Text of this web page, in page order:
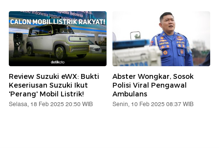
Review Suzuki eWX: Bukti
Keseriusan Suzuki Ikut
'Perang' Mobil Listrik!
Selasa, 18 Feb 2025 20:50 WIB
Abster Wongkar, Sosok
Polisi Viral Pengawal
Ambulans
Senin, 10 Feb 2025 08:37 WIB